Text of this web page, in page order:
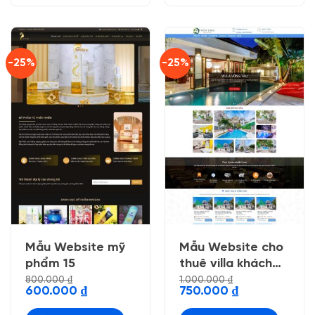
-25%
Mẫu Website mỹ
phẩm 15
800.000₫
Giá
là:
600.000 ₫Giá
hiện
tại
-25%
Mẫu Website cho
thuê villa khách
sạn
1.000.000₫
Giá
là:
750.000 ₫Giá
hiện
tại